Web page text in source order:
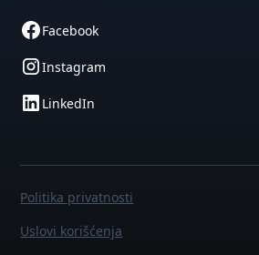
Facebook
Instagram
LinkedIn
Politika privatnosti
Uslovi korišćenja